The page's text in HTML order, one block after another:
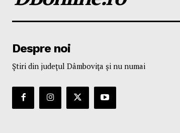
Despre noi
Ştiri din judeţul Dâmboviţa şi nu numai